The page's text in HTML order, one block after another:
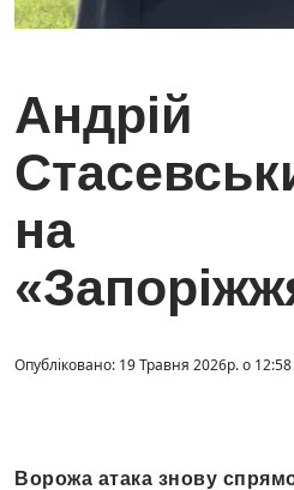
Андрій
на
Опубліковано: 19 Травня 2026р. о 12:58
Ворожа атака знову